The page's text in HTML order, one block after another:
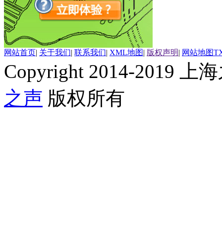
网站首页| 关于我们| 联系我们| XML地图| 版权声明| 网站地图
Copyright 2014-2019 上
之声 版权所有